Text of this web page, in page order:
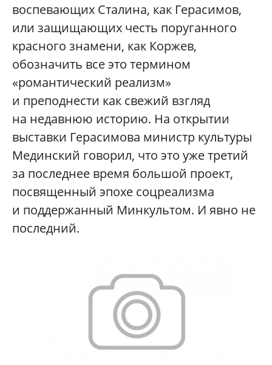
воспевающих Сталина, как Герасимов,
или защищающих честь поруганного
красного знамени, как Коржев,
обозначить все это термином
«романтический реализм»
и преподнести как свежий взгляд
на недавнюю историю. На открытии
выставки Герасимова министр культуры
Мединский говорил, что это уже третий
за последнее время большой проект,
посвященный эпохе соцреализма
и поддержанный Минкультом. И явно не
последний.